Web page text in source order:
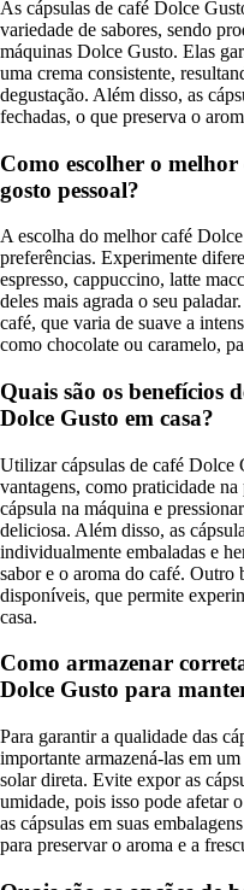
As cápsulas de café Dolce
variedade de sabores, sendo
máquinas Dolce Gusto. Elas
uma crema consistente,
degustação. Além disso, as
fechadas, o que preserva o
Como escolher o
gosto pessoal?
A escolha do melhor café
preferências. Experimente
espresso, cappuccino, latte
deles mais agrada o seu
café, que varia de suave a
como chocolate ou caramelo,
Quais são os benefícios
Dolce Gusto em casa?
Utilizar cápsulas de café Dolce
vantagens, como praticidade
cápsula na máquina e
deliciosa. Além disso, as
individualmente embaladas e
sabor e o aroma do café. Outro
disponíveis, que permite
casa.
Como armazenar
Dolce Gusto para
Para garantir a qualidade das
importante armazená-las em
solar direta. Evite expor as
umidade, pois isso pode afetar
as cápsulas em suas
para preservar o aroma e a